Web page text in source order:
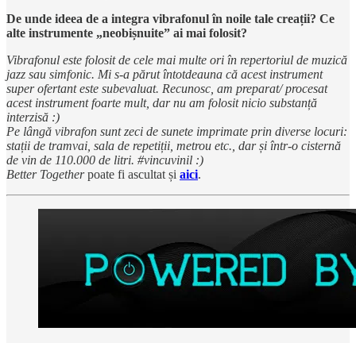
De unde ideea de a integra vibrafonul în noile tale creații? Ce
alte instrumente „neobișnuite” ai mai folosit?
Vibrafonul este folosit de cele mai multe ori în repertoriul de muzică
jazz sau simfonic. Mi s-a părut întotdeauna că acest instrument
super ofertant este subevaluat. Recunosc, am preparat/ procesat
acest instrument foarte mult, dar nu am folosit nicio substanță
interzisă :)
Pe lângă vibrafon sunt zeci de sunete imprimate prin diverse locuri:
stații de tramvai, sala de repetiții, metrou etc., dar și într-o cisternă
de vin de 110.000 de litri. #vincuvinil :)
Better Togetherpoate fi ascultat și aici.